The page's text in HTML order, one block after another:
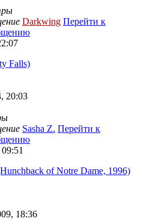
Darkwing Перейти к
Falls)
20:03
Sasha Z. Перейти к
of Notre Dame, 1996)
18:36